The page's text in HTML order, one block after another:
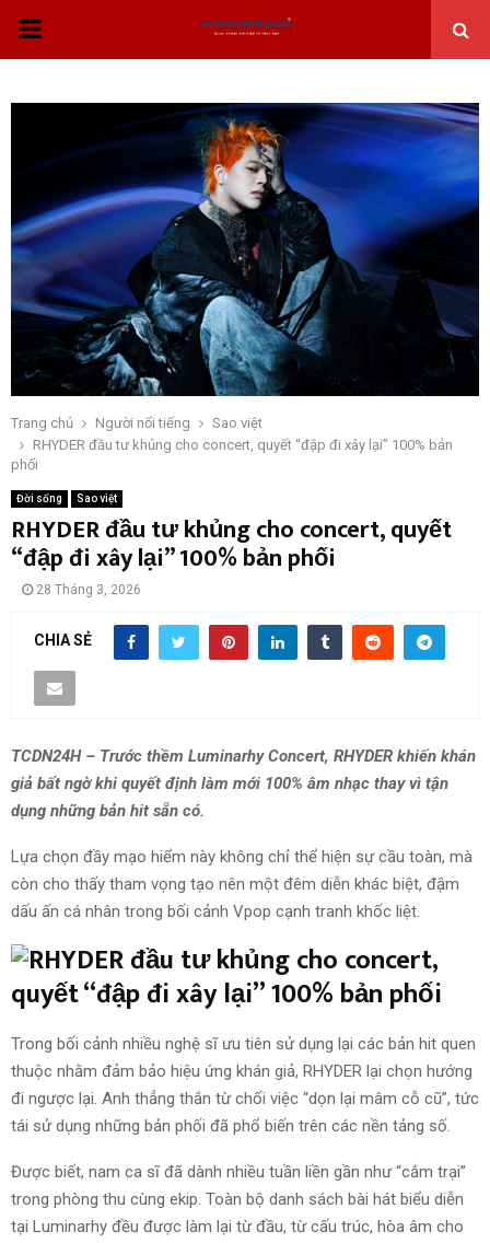
THỰC
CHÍNH
Trang chủ Người nổi tiếng
Sao việt
RHYDER đầu tư khủng cho concert, quyết “đập đi xây lại” 100% bản
phối
Đời sống Sao việt
RHYDER đầu tư khủng cho concert, quyết
“đập đi xây lại” 100% bản phối
28 Tháng 3, 2026
CHIA SẺ
TCDN24H – Trước thềm Luminarhy Concert, RHYDER khiến khán
giả bất ngờ khi quyết định làm mới 100% âm nhạc thay vì tận
dụng những bản hit sẵn có.
Lựa chọn đầy mạo hiểm này không chỉ thể hiện sự cầu toàn, mà
còn cho thấy tham vọng tạo nên một đêm diễn khác biệt, đậm
dấu ấn cá nhân trong bối cảnh Vpop cạnh tranh khốc liệt.
Trong bối cảnh nhiều nghệ sĩ ưu tiên sử dụng lại các bản hit quen
thuộc nhằm đảm bảo hiệu ứng khán giả, RHYDER lại chọn hướng
đi ngược lại. Anh thẳng thắn từ chối việc “dọn lại mâm cỗ cũ”, tức
tái sử dụng những bản phối đã phổ biến trên các nền tảng số.
Được biết, nam ca sĩ đã dành nhiều tuần liền gần như “cắm trại”
trong phòng thu cùng ekip. Toàn bộ danh sách bài hát biểu diễn
tại Luminarhy đều được làm lại từ đầu, từ cấu trúc, hòa âm cho